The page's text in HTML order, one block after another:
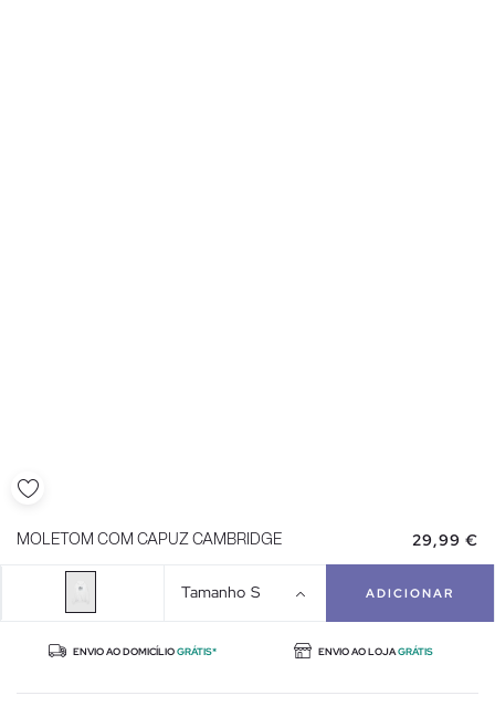
MOLETOM COM CAPUZ CAMBRIDGE 29,99 €
Tamanho S ADICIONAR
ENVIO AO DOMICÍLIOGRÁTIS* ENVIO AO LOJAGRÁTIS